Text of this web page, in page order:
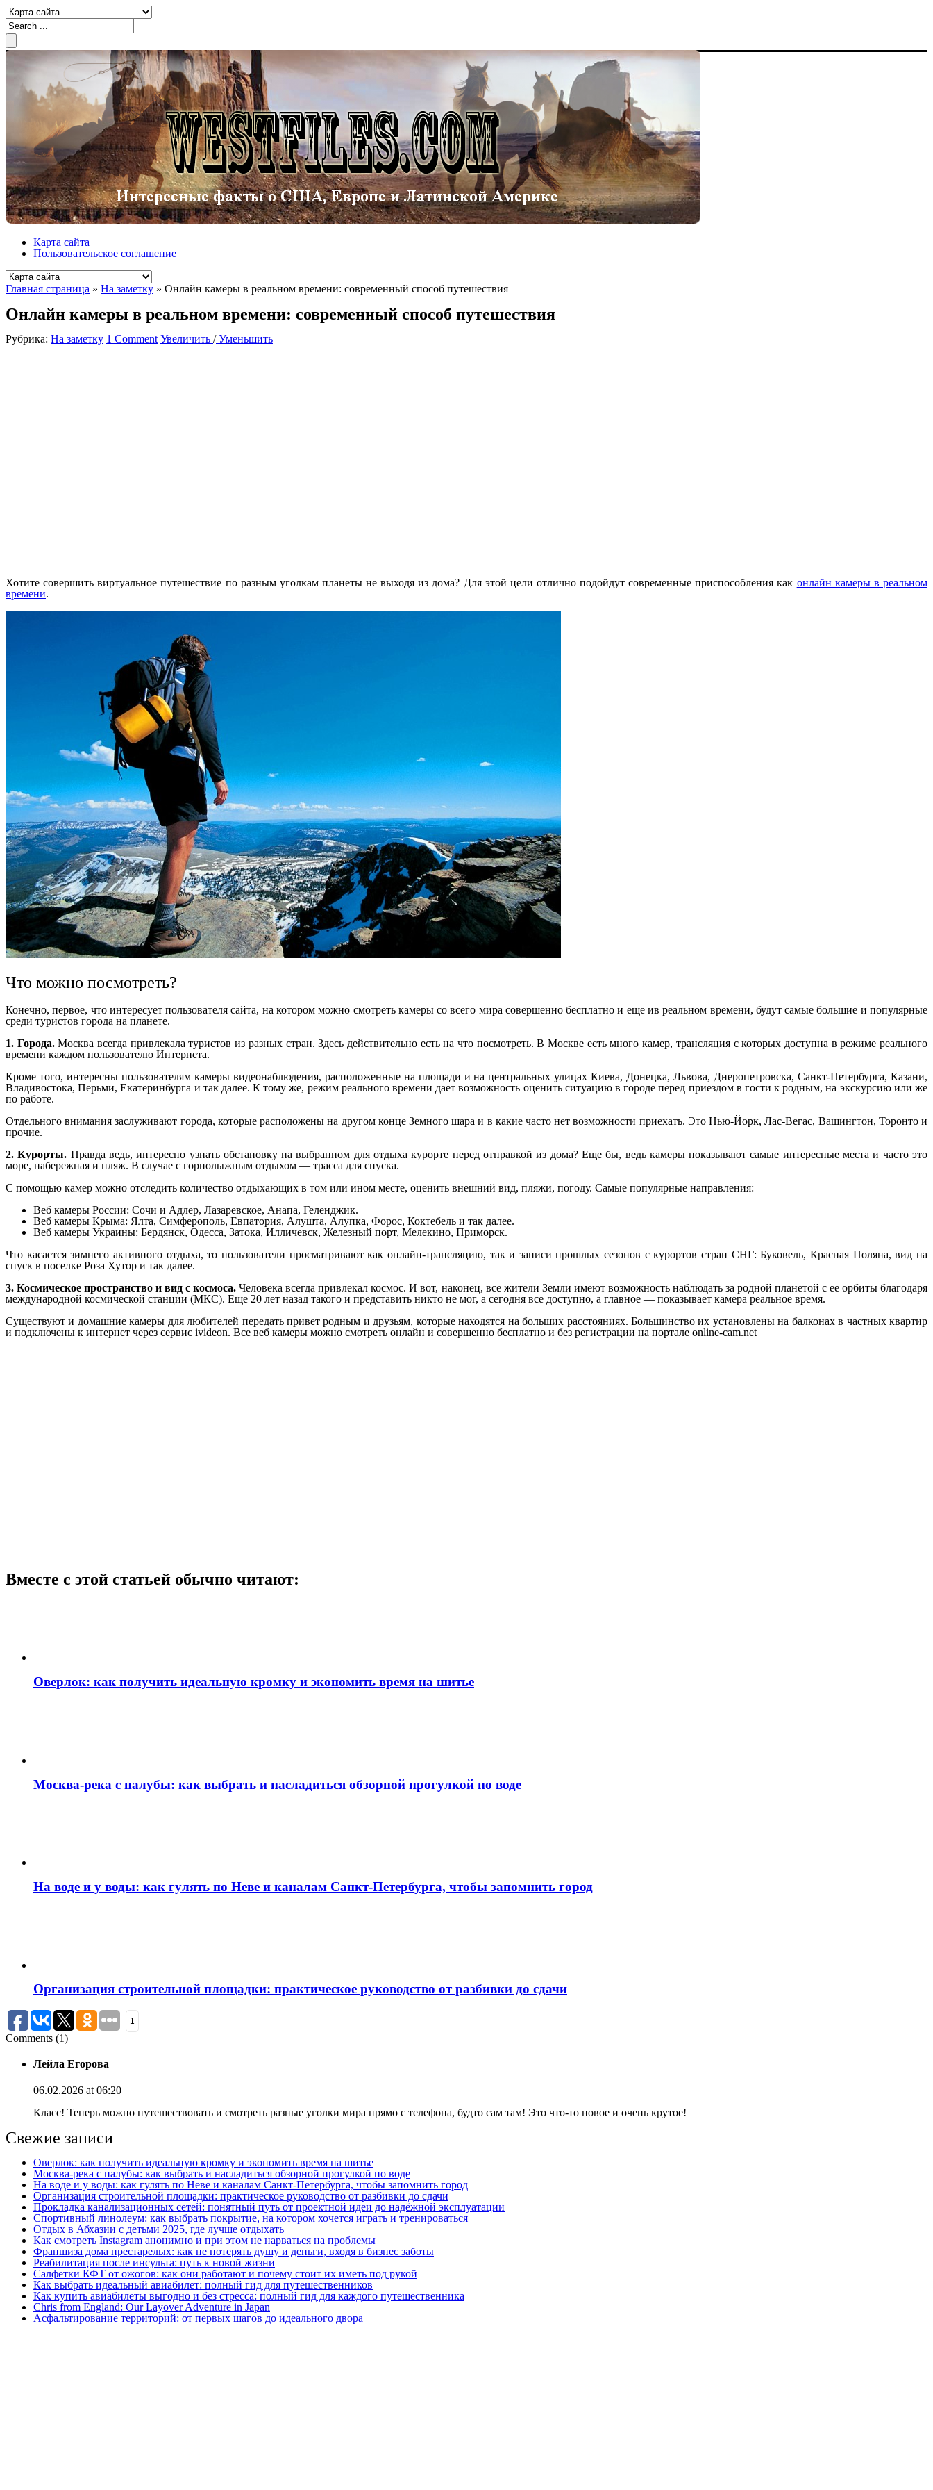
Карта сайта
Пользовательское соглашение
Главная страница » На заметку » Онлайн камеры в реальном времени: современный способ путешествия
Онлайн камеры в реальном времени: современный способ путешествия
Рубрика: На заметку 1 Comment Увеличить /Уменьшить
Хотите совершить виртуальное путешествие по разным уголкам планеты не выходя из дома? Для этой цели отлично подойдут современные приспособления как онлайн камеры в реальном
времени.
Что можно посмотреть?
Конечно, первое, что интересует пользователя сайта, на котором можно смотреть камеры со всего мира совершенно бесплатно и еще ив реальном времени, будут самые большие и популярные
среди туристов города на планете.
1. Города.Москва всегда привлекала туристов из разных стран. Здесь действительно есть на что посмотреть. В Москве есть много камер, трансляция с которых доступна в режиме реального
времени каждом пользователю Интернета.
Кроме того, интересны пользователям камеры видеонаблюдения, расположенные на площади и на центральных улицах Киева, Донецка, Львова, Днеропетровска, Санкт-Петербурга, Казани,
Владивостока, Перьми, Екатеринбурга и так далее. К тому же, режим реального времени дает возможность оценить ситуацию в городе перед приездом в гости к родным, на экскурсию или же
по работе.
Отдельного внимания заслуживают города, которые расположены на другом конце Земного шара и в какие часто нет возможности приехать. Это Нью-Йорк, Лас-Вегас, Вашингтон, Торонто и
прочие.
2. Курорты. Правда ведь, интересно узнать обстановку на выбранном для отдыха курорте перед отправкой из дома? Еще бы, ведь камеры показывают самые интересные места и часто это
море, набережная и пляж. В случае с горнолыжным отдыхом — трасса для спуска.
С помощью камер можно отследить количество отдыхающих в том или ином месте, оценить внешний вид, пляжи, погоду. Самые популярные направления:
Веб камеры России: Сочи и Адлер, Лазаревское, Анапа, Геленджик.
Веб камеры Крыма: Ялта, Симферополь, Евпатория, Алушта, Алупка, Форос, Коктебель и так далее.
Веб камеры Украины: Бердянск, Одесса, Затока, Илличевск, Железный порт, Мелекино, Приморск.
Что касается зимнего активного отдыха, то пользователи просматривают как онлайн-трансляцию, так и записи прошлых сезонов с курортов стран СНГ: Буковель, Красная Поляна, вид на
спуск в поселке Роза Хутор и так далее.
3. Космическое пространство и вид с космоса. Человека всегда привлекал космос. И вот, наконец, все жители Земли имеют возможность наблюдать за родной планетой с ее орбиты благодаря
международной космической станции (МКС). Еще 20 лет назад такого и представить никто не мог, а сегодня все доступно, а главное — показывает камера реальное время.
Существуют и домашние камеры для любителей передать привет родным и друзьям, которые находятся на больших расстояниях. Большинство их установлены на балконах в частных квартир
и подключены к интернет через сервис ivideon. Все веб камеры можно смотреть онлайн и совершенно бесплатно и без регистрации на портале online-cam.net
Вместе с этой статьей обычно читают:
Оверлок: как получить идеальную кромку и экономить время на шитье
Москва‑река с палубы: как выбрать и насладиться обзорной прогулкой по воде
На воде и у воды: как гулять по Неве и каналам Санкт‑Петербурга, чтобы запомнить город
Организация строительной площадки: практическое руководство от разбивки до сдачи
1
Comments (1)
Лейла Егорова
06.02.2026 at 06:20
Класс! Теперь можно путешествовать и смотреть разные уголки мира прямо с телефона, будто сам там! Это что-то новое и очень крутое!
Свежие записи
Оверлок: как получить идеальную кромку и экономить время на шитье
Москва‑река с палубы: как выбрать и насладиться обзорной прогулкой по воде
На воде и у воды: как гулять по Неве и каналам Санкт‑Петербурга, чтобы запомнить город
Организация строительной площадки: практическое руководство от разбивки до сдачи
Прокладка канализационных сетей: понятный путь от проектной идеи до надёжной эксплуатации
Спортивный линолеум: как выбрать покрытие, на котором хочется играть и тренироваться
Отдых в Абхазии с детьми 2025, где лучше отдыхать
Как смотреть Instagram анонимно и при этом не нарваться на проблемы
Франшиза дома престарелых: как не потерять душу и деньги, входя в бизнес заботы
Реабилитация после инсульта: путь к новой жизни
Салфетки КФТ от ожогов: как они работают и почему стоит их иметь под рукой
Как выбрать идеальный авиабилет: полный гид для путешественников
Как купить авиабилеты выгодно и без стресса: полный гид для каждого путешественника
Chris from England: Our Layover Adventure in Japan
Асфальтирование территорий: от первых шагов до идеального двора